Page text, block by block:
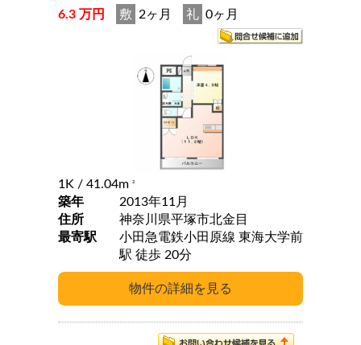
6.3 万円 敷 2ヶ月 礼 0ヶ月
1K / 41.04m 2
築年
2013年11月
住所
神奈川県平塚市北金目
最寄駅
小田急電鉄小田原線 東海大学前
駅 徒歩 20分